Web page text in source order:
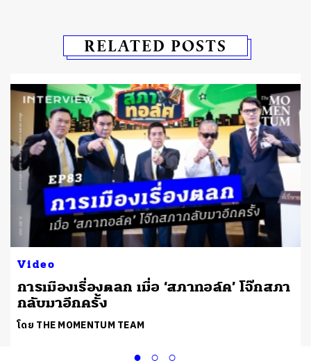
RELATED POSTS
Video
การเมืองเรื่องตลก เมื่อ ‘สภาทอล์ค’ โจ๊กสภา
กลับมาอีกครั้ง
โดย THE MOMENTUM TEAM